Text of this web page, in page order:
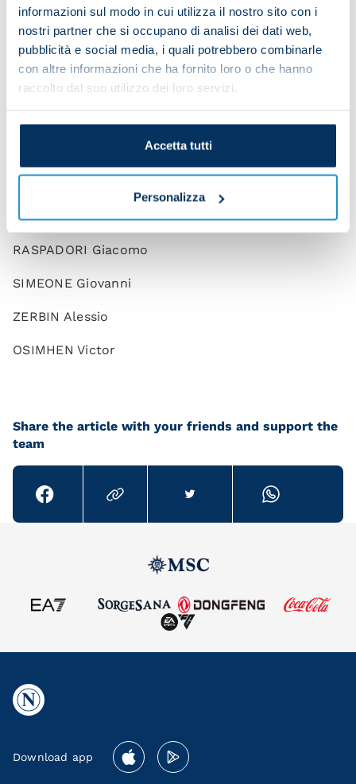
informazioni sul modo in cui utilizza il nostro sito con i
nostri partner che si occupano di analisi dei dati web,
pubblicità e social media, i quali potrebbero combinarle
con altre informazioni che ha fornito loro o che hanno
raccolto dal suo utilizzo dei loro servizi.
Accetta tutti
Personalizza
ELMAS Eljif
GAETANO Gianluca
LINDSTROM Jesper
KVARATSKHELIA Khvicha
RASPADORI Giacomo
SIMEONE Giovanni
ZERBIN Alessio
OSIMHEN Victor
Share the article with your friends and support the
team
Download app